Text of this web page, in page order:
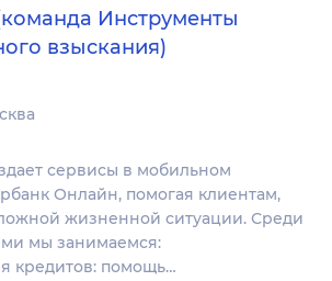
Инструменты
взыскания)
сервисы в мобильном
Онлайн, помогая клиентам,
жизненной ситуации. Среди
мы занимаемся:
кредитов: помощь…